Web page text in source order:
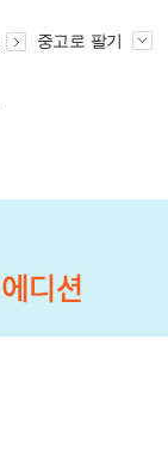
중고로 팔기